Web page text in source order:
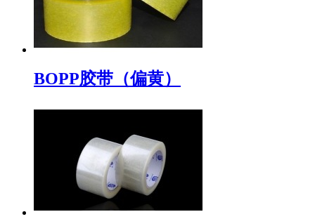
BOPP胶带（偏黄）